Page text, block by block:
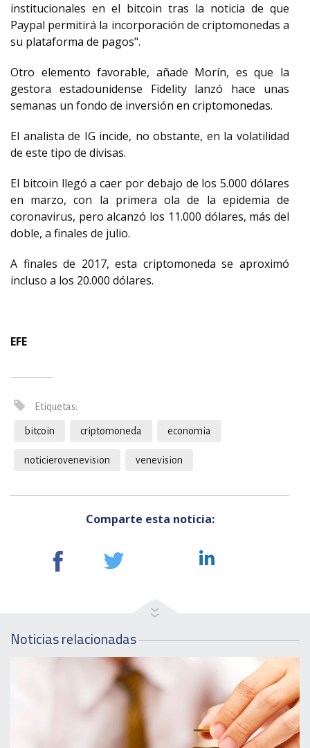
institucionales en el bitcoin tras la noticia de que
Paypal permitirá la incorporación de criptomonedas a
su plataforma de pagos".
Otro elemento favorable, añade Morín, es que la
gestora estadounidense Fidelity lanzó hace unas
semanas un fondo de inversión en criptomonedas.
El analista de IG incide, no obstante, en la volatilidad
de este tipo de divisas.
El bitcoin llegó a caer por debajo de los 5.000 dólares
en marzo, con la primera ola de la epidemia de
coronavirus, pero alcanzó los 11.000 dólares, más del
doble, a finales de julio.
A finales de 2017, esta criptomoneda se aproximó
incluso a los 20.000 dólares.
EFE
Etiquetas:
bitcoin criptomoneda economia
noticierovenevision venevision
Comparte esta noticia:
Noticias relacionadas